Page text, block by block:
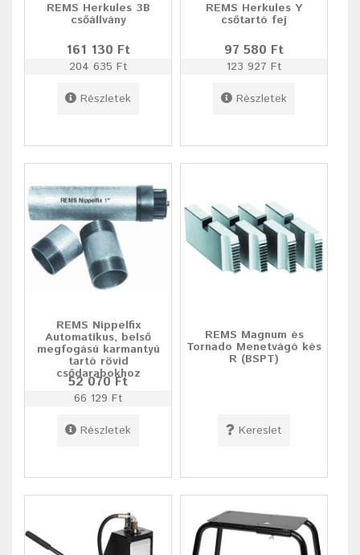
REMS Herkules 3B
csőállvány
161 130 Ft
204 635 Ft
Részletek
REMS Herkules Y
csőtartó fej
97 580 Ft
123 927 Ft
Részletek
REMS Nippelfix
Automatikus, belső
megfogású karmantyú
tartó rövid
csődarabokhoz
52 070 Ft
66 129 Ft
Részletek
REMS Magnum és
Tornado Menetvágó kés
R (BSPT)
Kereslet